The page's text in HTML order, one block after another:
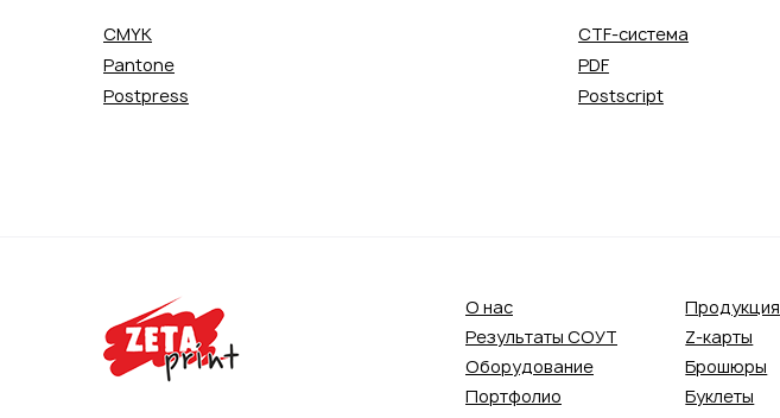
CMYK CTF-система
Pantone
PDF
Postpress
Postscript
О нас
Результаты СОУТ
Оборудование
Портфолио
Продукция
Z-карты
Брошюры
Буклеты